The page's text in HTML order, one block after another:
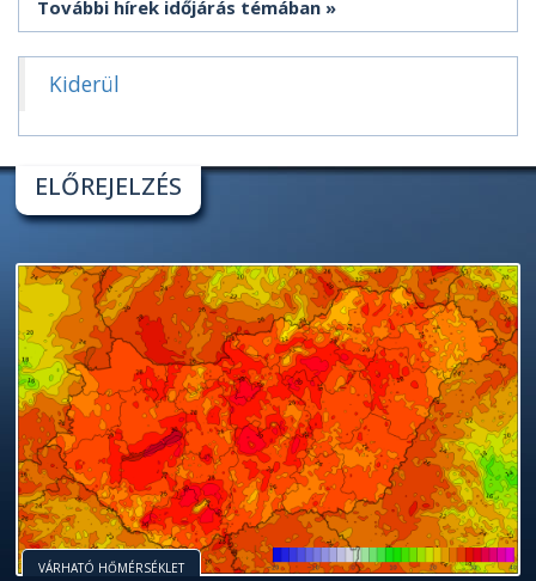
További hírek időjárás témában
Kiderül
ELŐREJELZÉS
VÁRHATÓ HŐMÉRSÉKLET